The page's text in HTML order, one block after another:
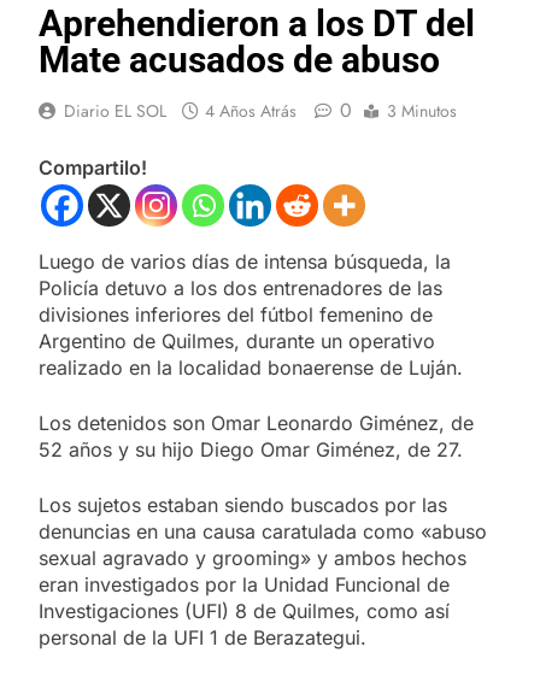
Aprehendieron a los DT del
Mate acusados de abuso
Diario EL SOL 4 Años Atrás 0 3 Minutos
Compartilo!
Luego de varios días de intensa búsqueda, la
Policía detuvo a los dos entrenadores de las
divisiones inferiores del fútbol femenino de
Argentino de Quilmes, durante un operativo
realizado en la localidad bonaerense de Luján.
Los detenidos son Omar Leonardo Giménez, de
52 años y su hijo Diego Omar Giménez, de 27.
Los sujetos estaban siendo buscados por las
denuncias en una causa caratulada como «abuso
sexual agravado y grooming» y ambos hechos
eran investigados por la Unidad Funcional de
Investigaciones (UFI) 8 de Quilmes, como así
personal de la UFI 1 de Berazategui.